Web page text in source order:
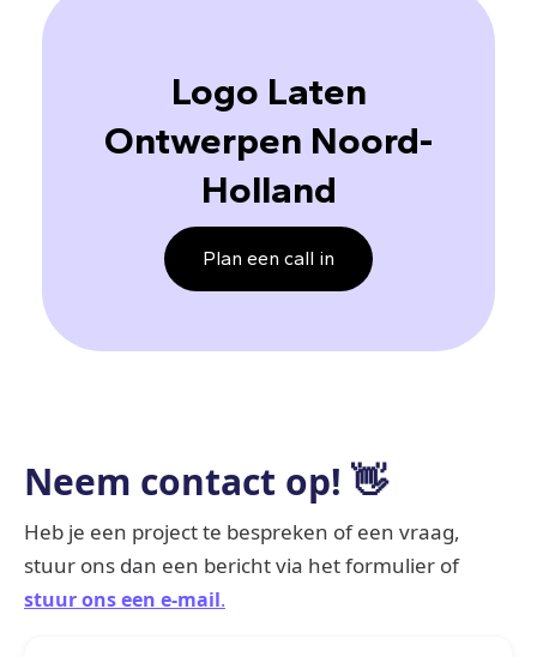
Logo Laten
Ontwerpen Noord-
Holland
Plan een call in
Neem contact op! 👋
Heb je een project te bespreken of een vraag,
stuur ons dan een bericht via het formulier of
stuur ons een e-mail.